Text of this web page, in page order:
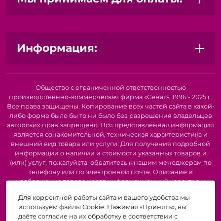
Доступная цена:Отличное соотношение цены и
Создавать уникальные украшения: браслеты, серьги,
Декорировать предметы интерьера: создавать панно,
картины, украшать вазы и рамки для фотографий.
Заниматься бисероплетением: создавать фигурки
животных, цветы, брелоки.
Позвольте своей фантазии разгуляться с бисером
"Zlatka"!
Информация:
Общество с ограниченной ответственностью
производственно-коммерческая фирма «Сенат», 1996 - 2025 г.
Все права защищены. Копирование всех частей сайта в какой-
либо форме было бы то ни было без разрешения владельцев
авторских прав запрещено. Вся представленная информация
является ознакомительной, техническая характеристика и
внешний вид товара или услуги. Для получения подробной
информации о наличии и стоимости указанных товаров и
(или) услуг, пожалуйста, обратитесь к нашим менеджерам по
телефону или по электронной почте. Описание и
изображение товара носят информационный характер и
представленных в технической документации производителя.
Производители о предоставлении за собой права на
изменение внешнего вида, характеристик и комплектации
Для корректной работы сайта и вашего удобства мы
используем файлы Cookie. Нажимая «Принять», вы
даёте согласие на их обработку в соответствии с